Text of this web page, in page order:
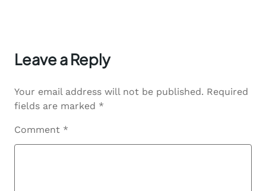
Leave a Reply
Your email address will not be published. Required
fields are marked *
Comment *